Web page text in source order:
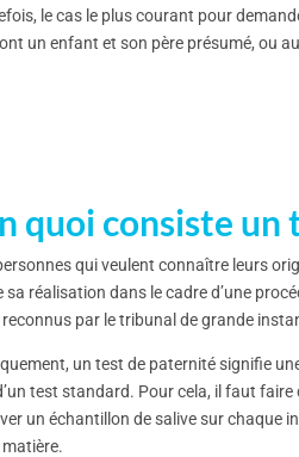
le cas le plus courant pour
un enfant et son père présumé, ou
quoi consiste
qui veulent connaître leurs
sa réalisation dans le cadre d’une
par le tribunal de grande
un test de paternité signifie
test standard. Pour cela, il faut
un échantillon de salive sur chaque
matière.